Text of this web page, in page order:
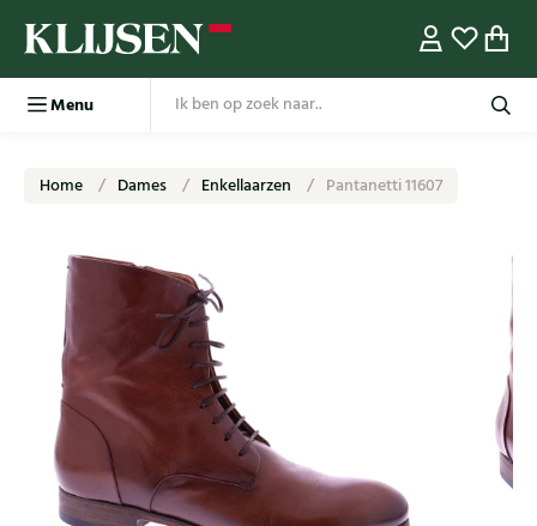
Menu
Home Dames Enkellaarzen Pantanetti 11607